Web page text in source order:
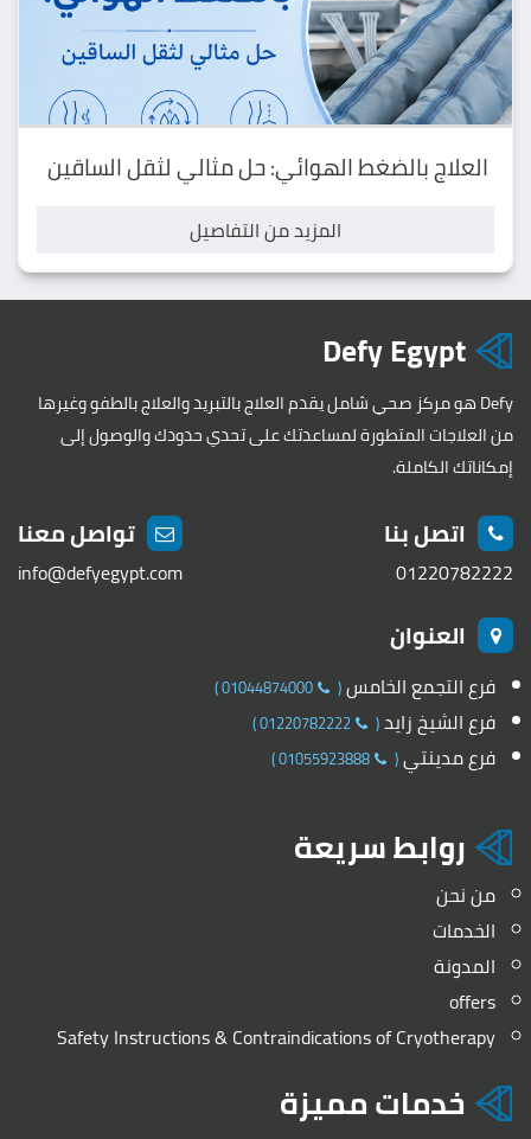
العلاج بالضغط الهوائي: حل مثالي لثقل الساقين
المزيد من التفاصيل
Defy Egypt
Defy هو مركز صحي شامل يقدم العلاج بالتبريد والعلاج بالطفو وغيرها
من العلاجات المتطورة لمساعدتك على تحدي حدودك والوصول إلى
إمكاناتك الكاملة.
اتصل بنا
01220782222
تواصل معنا
info@defyegypt.com
العنوان
فرع التجمع الخامس(
01044874000
)
فرع الشيخ زايد(
01220782222
)
فرع مدينتي(
01055923888
)
روابط سريعة
من نحن
الخدمات
المدونة
offers
Safety Instructions & Contraindications of Cryotherapy
خدمات مميزة